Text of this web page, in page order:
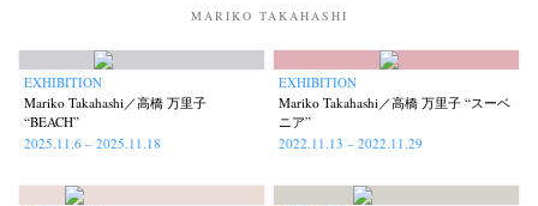
MARIKO TAKAHASHI
EXHIBITION
Mariko Takahashi／高橋 万里子
“BEACH”
2025.11.6 – 2025.11.18
EXHIBITION
Mariko Takahashi／高橋 万里子 “スーベ
ニア”
2022.11.13 – 2022.11.29